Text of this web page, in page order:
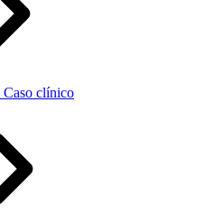
Caso clínico